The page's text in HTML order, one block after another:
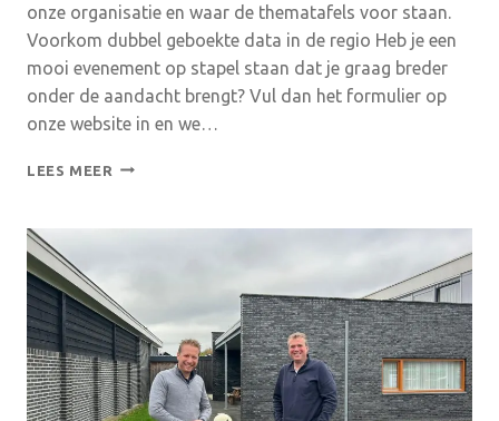
onze organisatie en waar de thematafels voor staan.
Voorkom dubbel geboekte data in de regio Heb je een
mooi evenement op stapel staan dat je graag breder
onder de aandacht brengt? Vul dan het formulier op
onze website in en we…
LEES MEER REGIONALE
‘M
ONLINE
KALENDER!